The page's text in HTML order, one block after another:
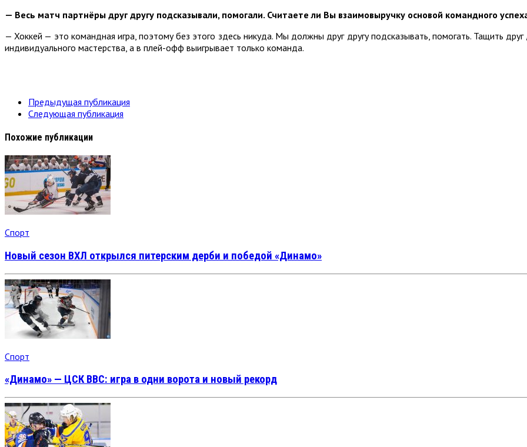
— Весь матч партнёры друг другу подсказывали, помогали. Считаете ли Вы взаимовыручку основой командного
— Хоккей — это командная игра, поэтому без этого здесь никуда. Мы должны друг другу подсказывать, помогать. Тащить
индивидуального мастерства, а в плей-офф выигрывает только команда.
Предыдущая публикация
Следующая публикация
Похожие публикации
Спорт
Новый сезон ВХЛ открылся питерским дерби и победой «Динамо»
Спорт
«Динамо» — ЦСК ВВС: игра в одни ворота и новый рекорд